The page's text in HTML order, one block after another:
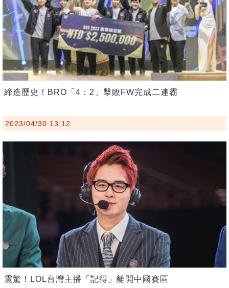
締造歷史！BRO「4：2」擊敗FW完成二連霸
2023/04/30 13:12
震驚！LOL台灣主播「記得」離開中國賽區